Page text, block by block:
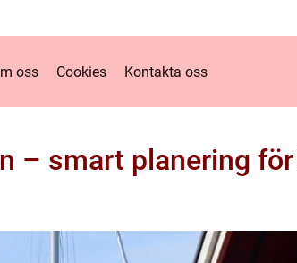
oss Cookies Kontakta oss
– smart planering